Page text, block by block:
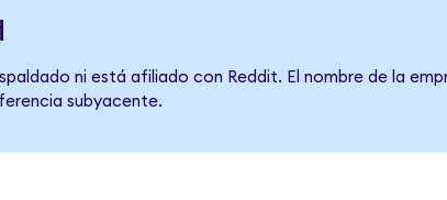
ni está afiliado con Reddit. El nombre de la
subyacente.